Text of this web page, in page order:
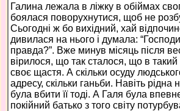
Галина лежала в ліжку в обіймах
боялася поворухнутися, щоб не
Сьогодні ж бо вихідний, хай
дивилася на нього і думала:
правда?”. Вже минув місяць після
вірилося, що так сталося, що в
своє щастя. А скільки осуду
адресу, скільки ганьби. Навіть рідна
була вбити її тоді. А Галя була
покійний батько з того світу